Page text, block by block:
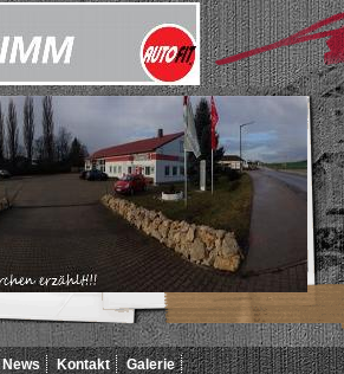
News Kontakt Galerie